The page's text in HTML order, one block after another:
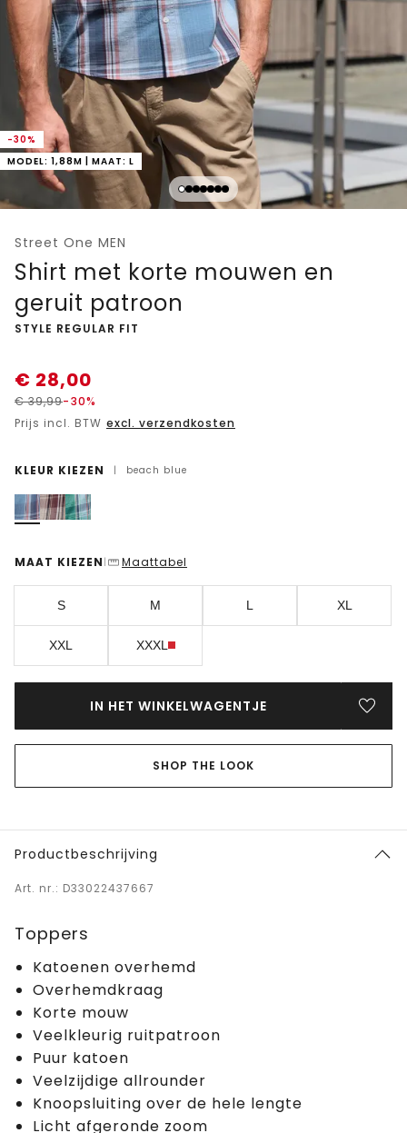
-30%
MODEL: 1,88M | MAAT: L
Street One MEN
Shirt met korte mouwen en
geruit patroon
-
STYLE REGULAR FIT
€ 28,00
€39,99-30%
Prijs incl. BTW excl. verzendkosten
KLEUR KIEZEN | beach blue
MAAT KIEZEN | Maattabel
S M L XL
XXL XXXL
IN HET WINKELWAGENTJE
SHOP THE LOOK
Productbeschrijving
Art. nr.: D33022437667
Toppers
Katoenen overhemd
Overhemdkraag
Korte mouw
Veelkleurig ruitpatroon
Puur katoen
Veelzijdige allrounder
Knoopsluiting over de hele lengte
Licht afgeronde zoom